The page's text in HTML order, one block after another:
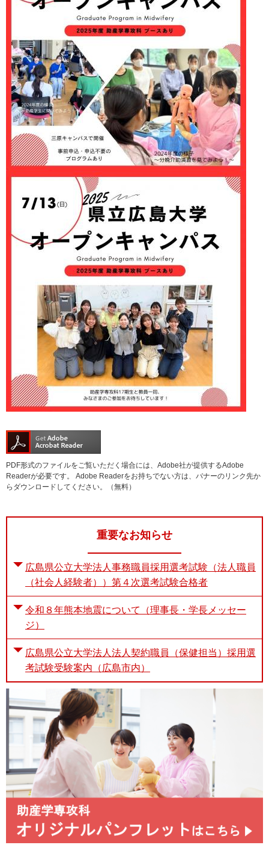
PDF形式のファイルをご覧いただく場合には、Adobe社が提供するAdobe
Readerが必要です。
Adobe Readerをお持ちでない方は、バナーのリンク先か
らダウンロードしてください。（無料）
重要なお知らせ
広島県公立大学法人事務職員採用選考試験（法人職員
（社会人経験者））第４次選考試験合格者
令和８年熊本地震について（理事長・学長メッセー
ジ）
広島県公立大学法人法人契約職員（保健担当）採用選
考試験受験案内（広島市内）